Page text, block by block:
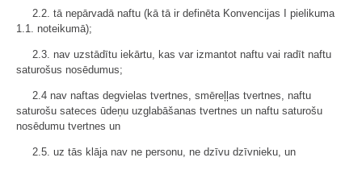
2.2. tā nepārvadā naftu (kā tā ir definēta Konvencijas I pielikuma
1.1. noteikumā);
2.3. nav uzstādītu iekārtu, kas var izmantot naftu vai radīt naftu
saturošus nosēdumus;
2.4 nav naftas degvielas tvertnes, smēreļļas tvertnes, naftu
saturošu sateces ūdeņu uzglabāšanas tvertnes un naftu saturošu
nosēdumu tvertnes un
2.5. uz tās klāja nav ne personu, ne dzīvu dzīvnieku, un